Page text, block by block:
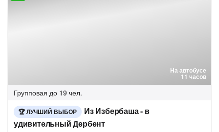
На автобусе
11 часов
Групповая до 19 чел.
ЛУЧШИЙ ВЫБОР
Из Избербаша - в
удивительный Дербент